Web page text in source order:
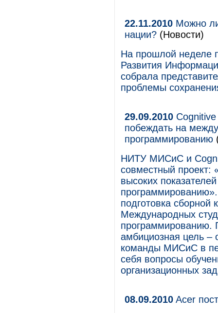
22.11.2010 Можно
нации? (Новости)
На прошлой неделе
Развития
собрала
проблемы
29.09.2010
побеждать на
программированию
НИТУ МИСиС и
совместный проект:
высоких
подготовка сборной
Международных
программированию.
амбициозная цель –
команды МИСиС в
себя вопросы
организационных
08.09.2010 Acer